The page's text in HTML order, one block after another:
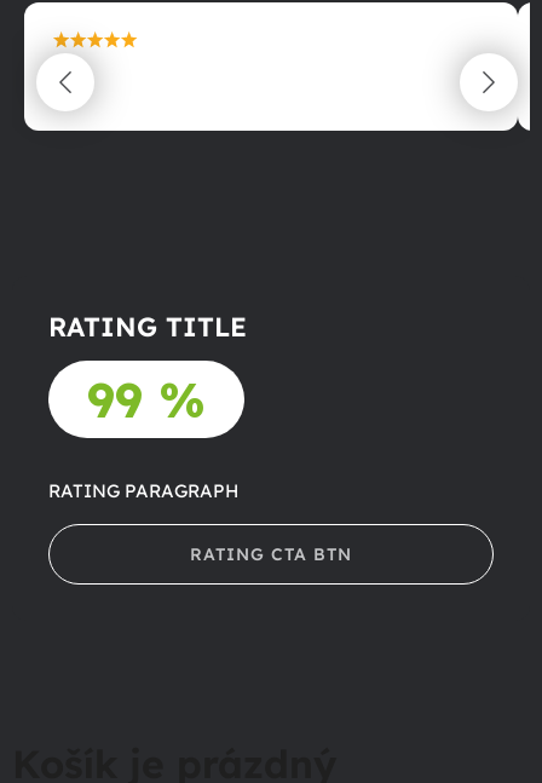
maximální spokojenost
22.06.2025
RATING TITLE
99 %
RATING PARAGRAPH
RATING CTA BTN